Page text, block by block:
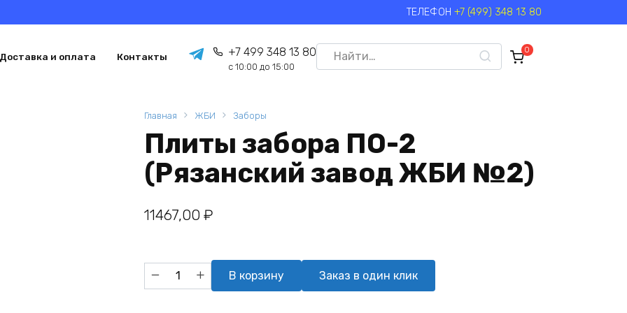
ТЕЛЕФОН +7 (499) 348 13 80
Доставка и оплата Контакты +7 499 348 13 80
с 10:00 до 15:00
Search
for:
0
Главная ЖБИ Заборы
Плиты забора ПО-2
(Рязанский завод ЖБИ №2)
11467,00 ₽
Количество
товара
В корзину Заказ в один клик